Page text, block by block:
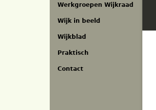
Werkgroepen Wijkraad
Wijk in beeld
Wijkblad
Praktisch
Contact